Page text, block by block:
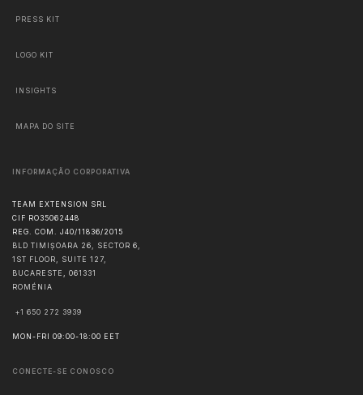
PRESS KIT
LOGO KIT
INSIGHTS
MAPA DO SITE
INFORMAÇÃO CORPORATIVA
TEAM EXTENSION SRL
CIF RO35062448
REG. COM. J40/11836/2015
BLD TIMIȘOARA 26, SECTOR 6,
1ST FLOOR, SUITE 127,
BUCARESTE
061331
ROMÉNIA
+1 650 272 3939
MON-FRI 09:00-18:00 EET
CONECTE-SE CONOSCO